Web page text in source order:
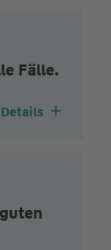
Fälle.
Details